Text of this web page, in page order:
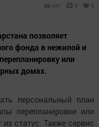
441 0 0
позволяет
фонда в нежилой и
или
домах.
персональный план
перепланировки или
статус. Также сервис